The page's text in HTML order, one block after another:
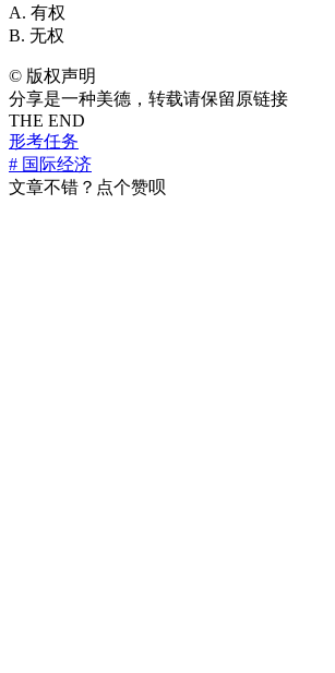
A. 有权
B. 无权
© 版权声明
分享是一种美德，转载请保留原链接
THE END
形考任务
# 国际经济
文章不错？点个赞呗